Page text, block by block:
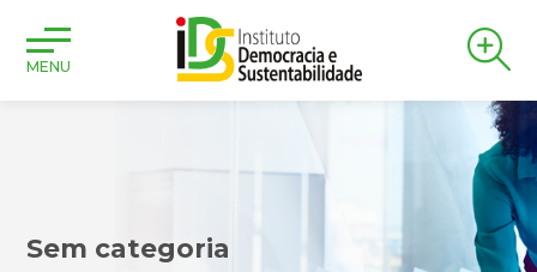
MENU
Sem categoria